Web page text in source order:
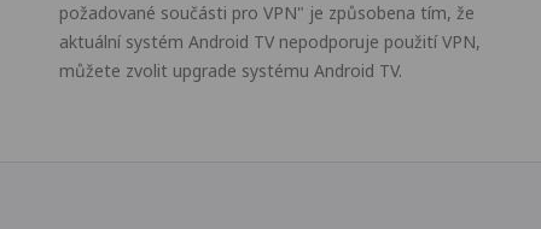
požadované součásti pro VPN" je způsobena tím, že
aktuální systém Android TV nepodporuje použití VPN,
můžete zvolit upgrade systému Android TV.